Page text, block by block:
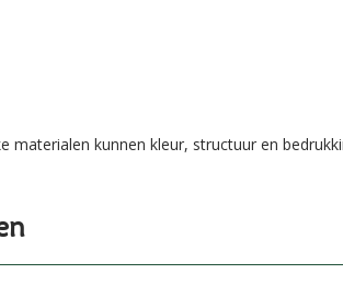
materialen kunnen kleur, structuur en